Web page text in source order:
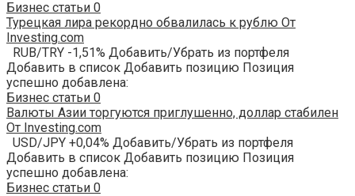
Бизнес статьи 0
Турецкая лира рекордно обвалилась к рублю От
Investing.com
RUB/TRY -1,51% Добавить/Убрать из портфеля
Добавить в список Добавить позицию Позиция
успешно добавлена:
Бизнес статьи 0
Валюты Азии торгуются приглушенно, доллар стабилен
От Investing.com
USD/JPY +0,04% Добавить/Убрать из портфеля
Добавить в список Добавить позицию Позиция
успешно добавлена:
Бизнес статьи 0